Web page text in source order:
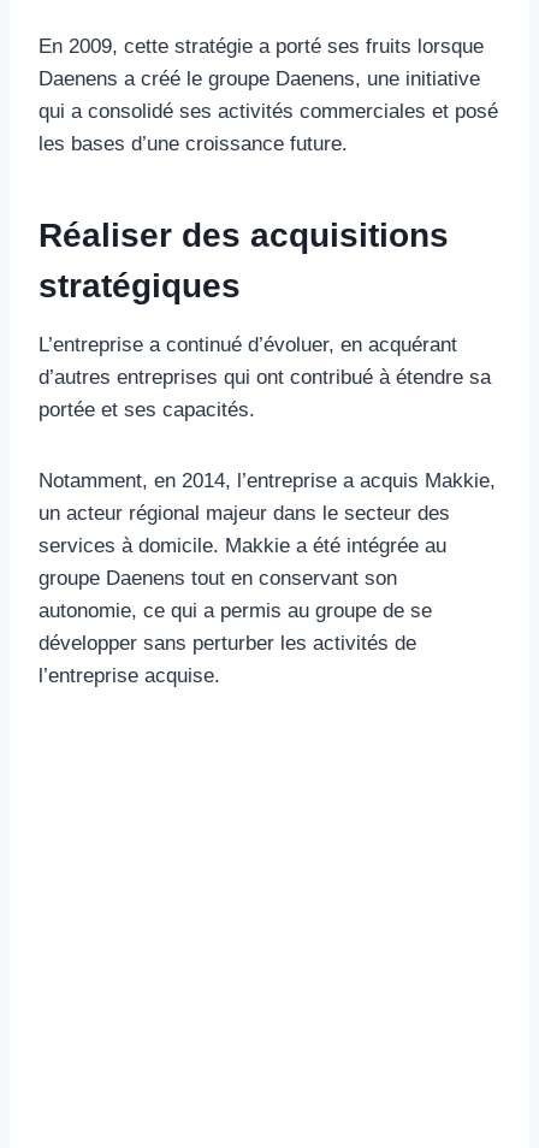
En 2009, cette stratégie a porté ses fruits lorsque
Daenens a créé le groupe Daenens, une initiative
qui a consolidé ses activités commerciales et posé
les bases d’une croissance future.
Réaliser des acquisitions
stratégiques
L’entreprise a continué d’évoluer, en acquérant
d’autres entreprises qui ont contribué à étendre sa
portée et ses capacités.
Notamment, en 2014, l’entreprise a acquis Makkie,
un acteur régional majeur dans le secteur des
services à domicile. Makkie a été intégrée au
groupe Daenens tout en conservant son
autonomie, ce qui a permis au groupe de se
développer sans perturber les activités de
l’entreprise acquise.